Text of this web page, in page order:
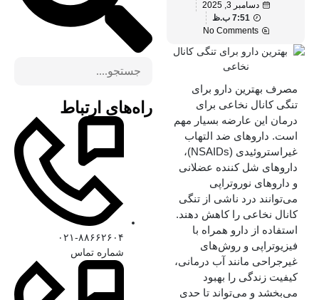
دسامبر 3, 2025
7:51 ب.ظ
No Comments
مصرف بهترین دارو برای
تنگی کانال نخاعی برای
درمان این عارضه بسیار مهم
است. داروهای ضد التهاب
غیراستروئیدی (NSAIDs)،
داروهای شل‌ کننده عضلانی
و داروهای نوروتراپی
می‌توانند درد ناشی از تنگی
کانال نخاعی را کاهش دهند.
استفاده از دارو همراه با
فیزیوتراپی و روش‌های
غیرجراحی مانند آب‌ درمانی،
کیفیت زندگی را بهبود
می‌بخشد و می‌تواند تا حدی
راه‌های ارتباط
۰۲۱-۸۸۶۶۲۶۰۴
شماره تماس